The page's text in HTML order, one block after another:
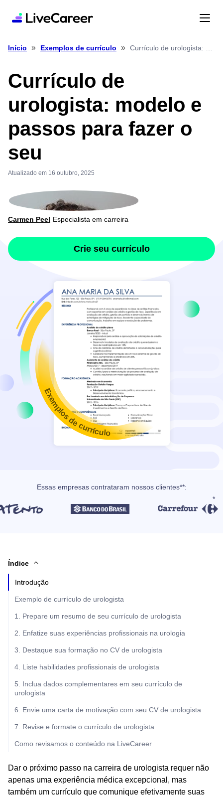
Início » Exemplos de currículo »
Currículo de
urologista: modelo e
passos para fazer o
seu
Atualizado em 16 outubro, 2025
Carmen Peel Especialista em carreira
Crie seu currículo
Exemplos de currículo
Essas empresas contrataram nossos clientes**:
Índice
Introdução
Exemplo de currículo de urologista
1. Prepare um resumo de seu currículo de urologista
2. Enfatize suas experiências profissionais na urologia
3. Destaque sua formação no CV de urologista
4. Liste habilidades profissionais de urologista
5. Inclua dados complementares em seu currículo de
urologista
6. Envie uma carta de motivação com seu CV de urologista
7. Revise e formate o currículo de urologista
Como revisamos o conteúdo na LiveCareer
Dar o próximo passo na carreira de urologista requer não
apenas uma experiência médica excepcional, mas
também um currículo que comunique efetivamente suas